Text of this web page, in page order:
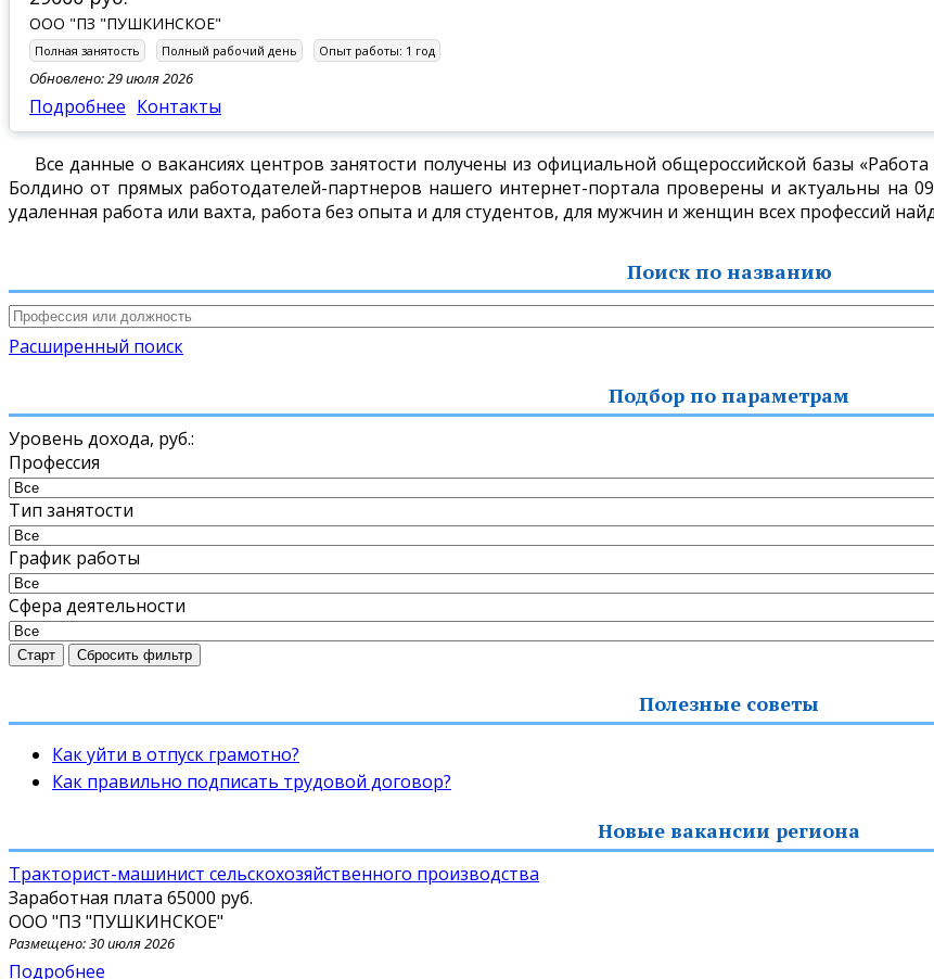
ООО "ПЗ "ПУШКИНСКОЕ"
Полная занятость Полный рабочий день Опыт работы: 1 год
Обновлено: 29 июля 2026
Подробнее Контакты
Все данные о вакансиях центров занятости получены из официальной общероссийской базы
Болдино от прямых работодателей-партнеров нашего интернет-портала проверены и актуальны на
удаленная работа или вахта, работа без опыта и для студентов, для мужчин и женщин всех профессий
Поиск по названию
Расширенный поиск
Подбор по параметрам
Уровень дохода, руб.:
Профессия
Тип занятости
График работы
Сфера деятельности
Старт Сбросить фильтр
Полезные советы
Как уйти в отпуск грамотно?
Как правильно подписать трудовой договор?
Новые вакансии региона
Тракторист-машинист сельскохозяйственного производства
Заработная плата 65000 руб.
ООО "ПЗ "ПУШКИНСКОЕ"
Размещено: 30 июля 2026
Подробнее